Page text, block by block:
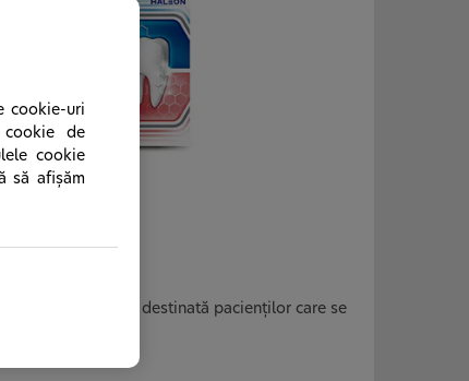
cu acţiune dublă, destinată pacienţilor care se
cookie-uri
de
cookie
să afișăm